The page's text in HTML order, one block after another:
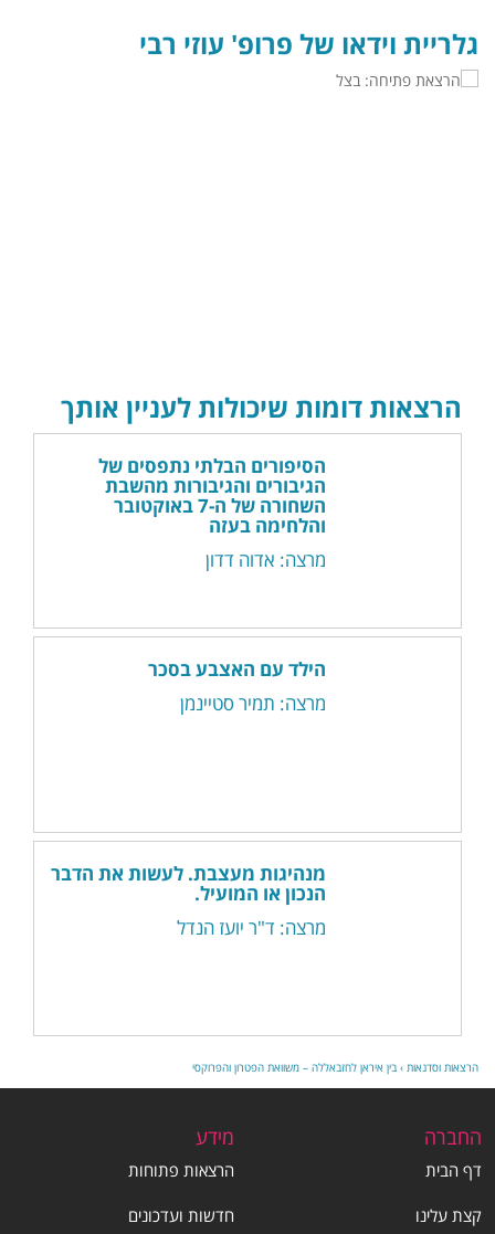
גלריית וידאו של פרופ' עוזי רבי
הרצאות דומות שיכולות לעניין אותך
הסיפורים הבלתי נתפסים של
הגיבורים והגיבורות מהשבת
השחורה של ה-7 באוקטובר
והלחימה בעזה
מרצה: אדוה דדון
הילד עם האצבע בסכר
מרצה: תמיר סטיינמן
מנהיגות מעצבת. לעשות את הדבר
הנכון או המועיל.
מרצה: ד"ר יועז הנדל
הרצאות וסדנאות › בין איראן לחזבאללה – משוואת הפטרון והפרוקסי
החברה
דף הבית
קצת עלינו
מידע
הרצאות פתוחות
חדשות ועדכונים